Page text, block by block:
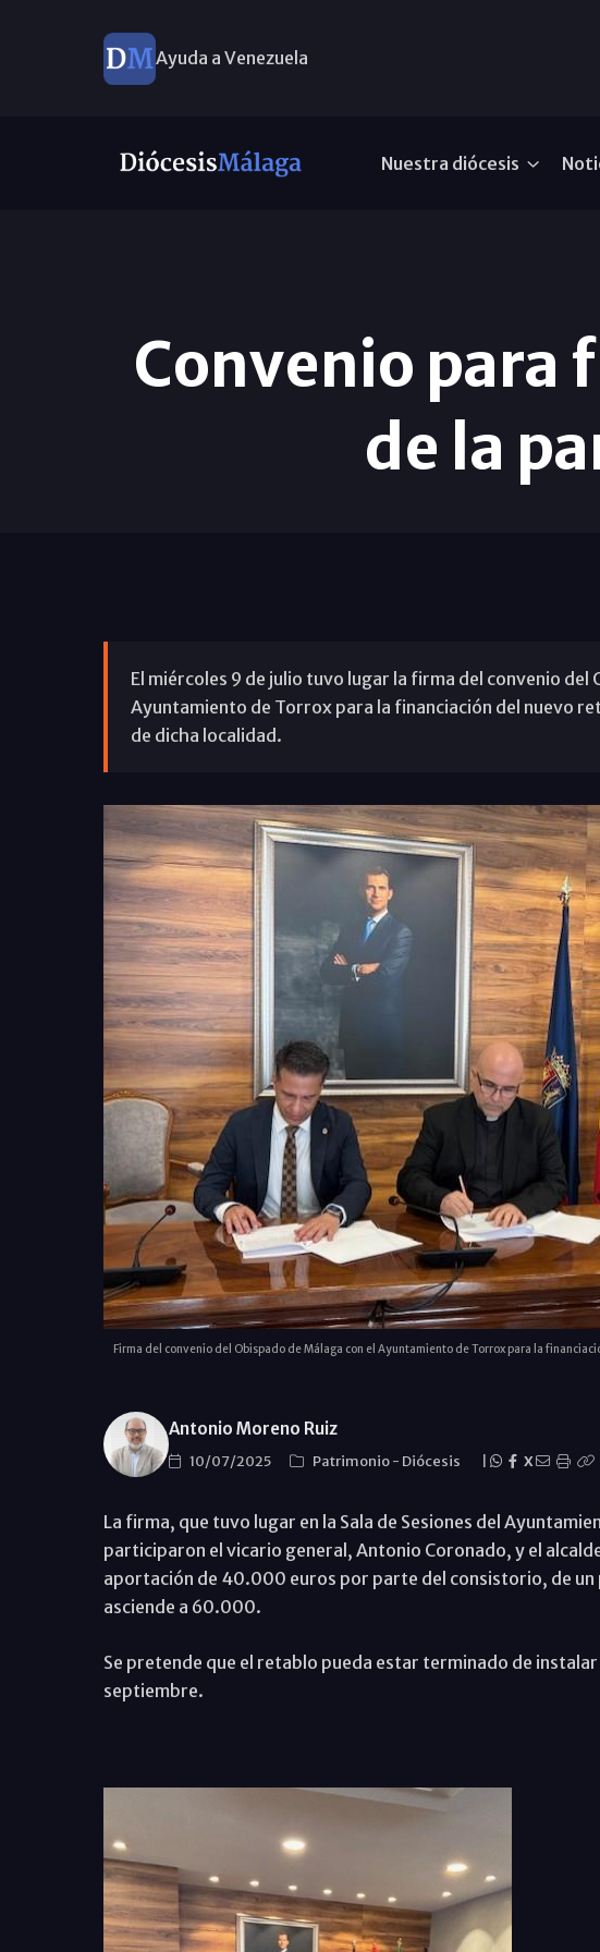
Ayuda a Venezuela
Nuestra diócesis
Convenio para
de la
El miércoles 9 de julio tuvo lugar la firma del convenio del
Ayuntamiento de Torrox para la financiación del nuevo
de dicha localidad.
Firma del convenio del Obispado de Málaga con el Ayuntamiento de Torrox para la
Antonio Moreno Ruiz
10/07/2025 Patrimonio- Diócesis X
La firma, que tuvo lugar en la Sala de Sesiones del
participaron el vicario general, Antonio Coronado, y el
aportación de 40.000 euros por parte del consistorio, de
asciende a 60.000.
Se pretende que el retablo pueda estar terminado de
septiembre.